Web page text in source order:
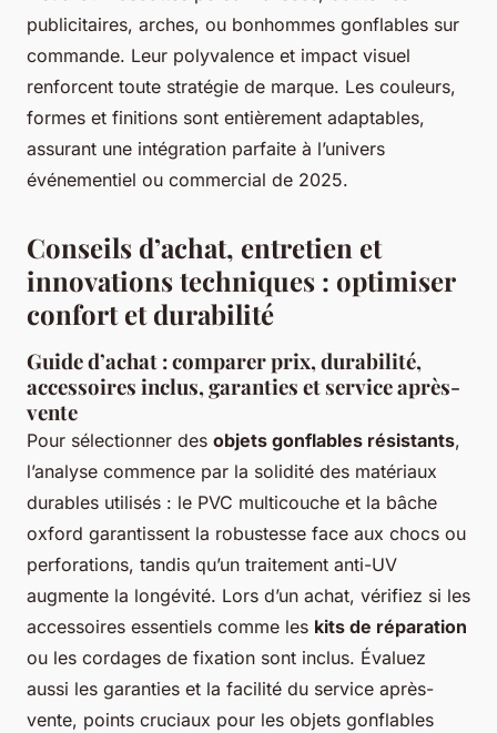
publicitaires, arches, ou bonhommes gonflables sur
commande. Leur polyvalence et impact visuel
renforcent toute stratégie de marque. Les couleurs,
formes et finitions sont entièrement adaptables,
assurant une intégration parfaite à l’univers
événementiel ou commercial de 2025.
Conseils d’achat, entretien et
innovations techniques : optimiser
confort et durabilité
Guide d’achat : comparer prix, durabilité,
accessoires inclus, garanties et service après-
vente
Pour sélectionner des objets gonflables résistants,
l’analyse commence par la solidité des matériaux
durables utilisés : le PVC multicouche et la bâche
oxford garantissent la robustesse face aux chocs ou
perforations, tandis qu’un traitement anti-UV
augmente la longévité. Lors d’un achat, vérifiez si les
accessoires essentiels comme les kits de réparation
ou les cordages de fixation sont inclus. Évaluez
aussi les garanties et la facilité du service après-
vente, points cruciaux pour les objets gonflables